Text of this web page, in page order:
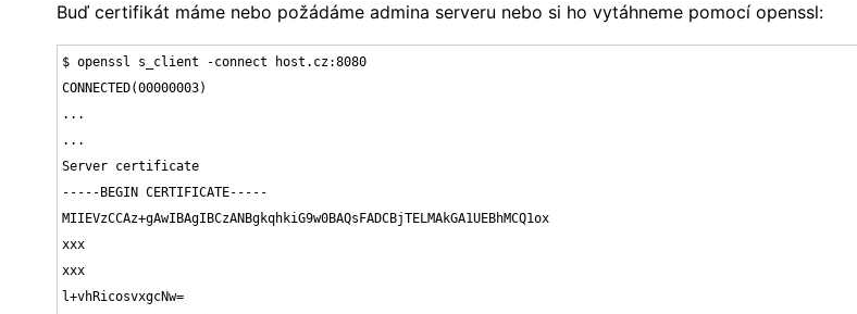
Buď certifikát máme nebo požádáme admina serveru nebo si ho vytáhneme pomocí openssl:
$ openssl s_client -connect host.cz:8080
CONNECTED(00000003)
...
...
Server certificate
-----BEGIN CERTIFICATE-----
MIIEVzCCAz+gAwIBAgIBCzANBgkqhkiG9w0BAQsFADCBjTELMAkGA1UEBhMCQ1ox
xxx
xxx
l+vhRicosvxgcNw=